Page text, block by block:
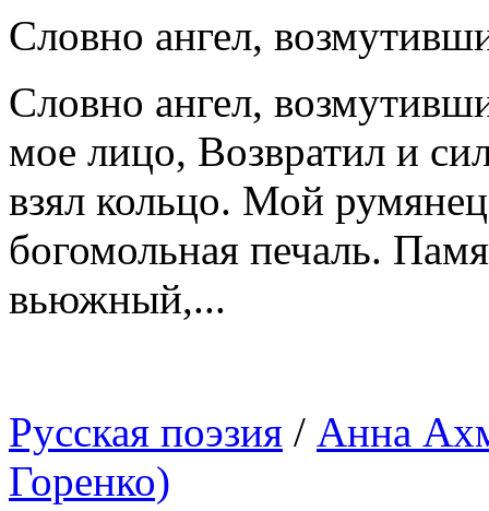
Словно ангел,
Словно ангел,
мое лицо, Возвратил и
взял кольцо. Мой
богомольная печаль.
вьюжный,...
Русская поэзия / Анна
Горенко)